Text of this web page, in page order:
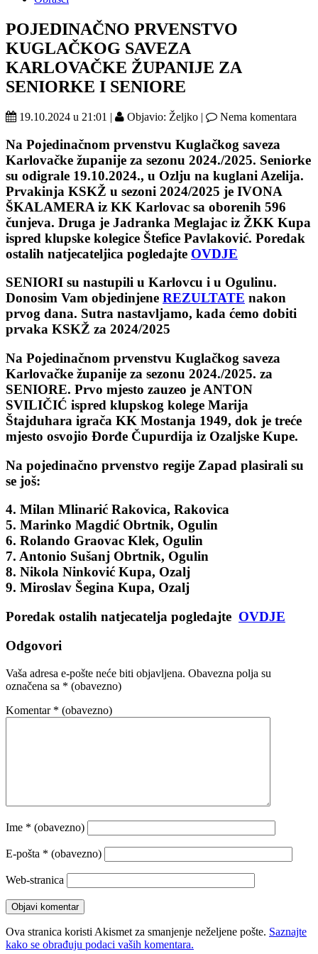
POJEDINAČNO PRVENSTVO
KUGLAČKOG SAVEZA
KARLOVAČKE ŽUPANIJE ZA
SENIORKE I SENIORE
19.10.2024 u 21:01 | Objavio: Željko | Nema komentara
Na Pojedinačnom prvenstvu Kuglačkog saveza
Karlovačke županije za sezonu 2024./2025. Seniorke
su odigrale 19.10.2024., u Ozlju na kuglani Azelija.
Prvakinja KSKŽ u sezoni 2024/2025 je IVONA
ŠKALAMERA iz KK Karlovac sa oborenih 596
čunjeva. Druga je Jadranka Meglajac iz ŽKK Kupa
ispred klupske kolegice Štefice Pavlaković. Poredak
ostalih natjecateljica pogledajte OVDJE
SENIORI su nastupili u Karlovcu i u Ogulinu.
Donosim Vam objedinjene REZULTATE nakon
prvog dana. Sutra nastavljamo, kada ćemo dobiti
prvaka KSKŽ za 2024/2025
Na Pojedinačnom prvenstvu Kuglačkog saveza
Karlovačke županije za sezonu 2024./2025. za
SENIORE. Prvo mjesto zauzeo je ANTON
SVILIČIĆ ispred klupskog kolege Marija
Štajduhara igrača KK Mostanja 1949, dok je treće
mjesto osvojio Đorđe Čupurdija iz Ozaljske Kupe.
Na pojedinačno prvenstvo regije Zapad plasirali su
se još:
4. Milan Mlinarić Rakovica, Rakovica
5. Marinko Magdić Obrtnik, Ogulin
6. Rolando Graovac Klek, Ogulin
7. Antonio Sušanj Obrtnik, Ogulin
8. Nikola Ninković Kupa, Ozalj
9. Miroslav Šegina Kupa, Ozalj
Poredak ostalih natjecatelja pogledajte OVDJE
Odgovori
Vaša adresa e-pošte neće biti objavljena. Obavezna polja su
označena sa * (obavezno)
Komentar * (obavezno)
Ime * (obavezno)
E-pošta * (obavezno)
Web-stranica
Ova stranica koristi Akismet za smanjenje neželjene pošte. Saznajte
kako se obrađuju podaci vaših komentara.